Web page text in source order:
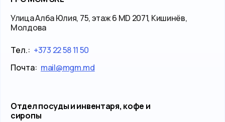
Улица Алба Юлия, 75, этаж 6 MD 2071, Кишинёв,
Молдова
Тел.: +373 22 58 11 50
Почта: mail@mgm.md
Отдел посуды и инвентаря, кофе и
сиропы